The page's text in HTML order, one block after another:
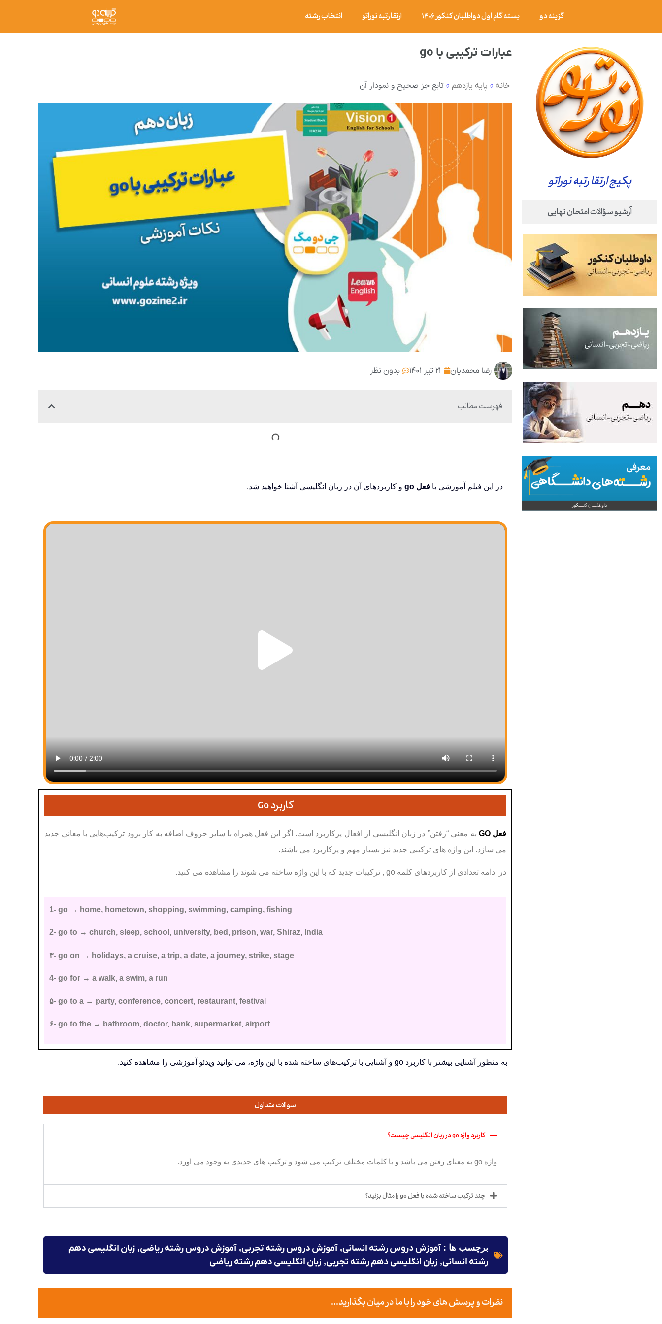
گزینه دو بسته گام اول دواطلبان کنکور ۱۴۰۶ ارتقا رتبه نوراتو انتخاب رشته
پکیج ارتقا رتبه نوراتو
آرشیو سؤالات امتحان نهایی
عبارات ترکیبی با go
خانه » پایه یازدهم » تابع جز صحیح و نمودار آن
رضا محمدیان ۲۱ تیر ۱۴۰۱ بدون نظر
فهرست مطالب
در این فیلم آموزشی بافعل go و کاربردهای آن در زبان انگلیسی آشنا خواهید شد.
کاربرد Go
فعل GO
به معنی “رفتن” در زبان انگلیسی از افعال پرکاربرد است. اگر این فعل همراه با سایر حروف اضافه به کار برود ترکیب‌هایی با معانی جدید
می سازد. این واژه های ترکیبی جدید نیز بسیار مهم و پرکاربرد می باشند.
در ادامه تعدادی از کاربردهای کلمه go , ترکیبات جدید که با این واژه ساخته می شوند را مشاهده می کنید.
1- go → home, hometown, shopping, swimming, camping, fishing
2- go to → church, sleep, school, university, bed, prison, war, Shiraz, India
۳- go on → holidays, a cruise, a trip, a date, a journey, strike, stage
4- go for → a walk, a swim, a run
۵- go to a → party, conference, concert, restaurant, festival
۶- go to the → bathroom, doctor, bank, supermarket, airport
به منظور آشنایی بیشتر با کاربرد go و آشنایی با ترکیب‌های ساخته شده با این واژه، می توانید ویدئو آموزشی را مشاهده کنید.
سوالات متداول
کاربرد واژه go در زبان انگلیسی چیست؟
واژه go به معنای رفتن می باشد و با کلمات مختلف ترکیب می شود و ترکیب های جدیدی به وجود می آورد.
چند ترکیب ساخته شده با فعل go را مثال بزنید؟
برچسب ها :آموزش دروس رشته انسانی,آموزش دروس رشته تجربی,آموزش دروس رشته ریاضی, زبان انگلیسی دهم
رشته انسانی, زبان انگلیسی دهم رشته تجربی, زبان انگلیسی دهم رشته ریاضی
نظرات و پرسش های خود را با ما در میان بگذارید...